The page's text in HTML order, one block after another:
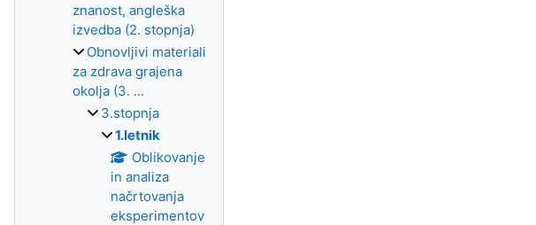
znanost, angleška
izvedba (2. stopnja)
Obnovljivi materiali
za zdrava grajena
okolja (3. ...
3.stopnja
1.letnik
Oblikovanje
in analiza
načrtovanja
eksperimentov